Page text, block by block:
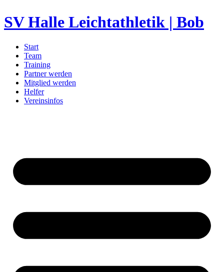
SV Halle Leichtathletik | Bob
Start
Team
Training
Partner werden
Mitglied werden
Helfer
Vereinsinfos